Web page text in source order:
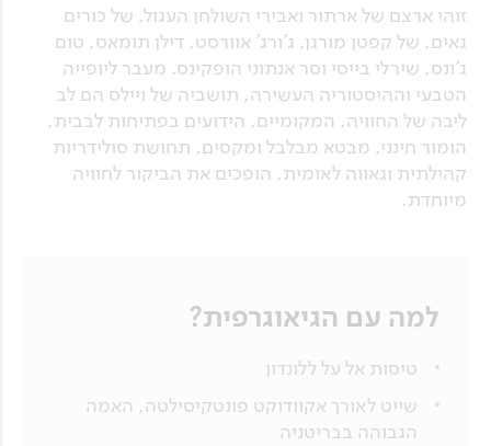
זוהי ארצם של ארתור ואבירי השולחן העגול, של כורים
גאים, של קפטן מורגן, ג'ורג' אוורסט, דילן תומאס, טום
ג'ונס, שירלי בייסי וסר אנתוני הופקינס. מעבר ליופייה
הטבעי וההיסטוריה העשירה, תושביה של ויילס הם לב
ליבה של החוויה. המקומיים, הידועים בפתיחות לבבית,
הומור חינני, מבטא מבלבל ומקסים, תחושת סולידריות
קהילתית וגאווה לאומית, הופכים את הביקור לחוויה
מיוחדת.
למה עם הגיאוגרפית?
טיסות אל על ללונדון
שייט לאורך אקוודוקט פונטקיסילטה, האמה
הגבוהה בבריטניה